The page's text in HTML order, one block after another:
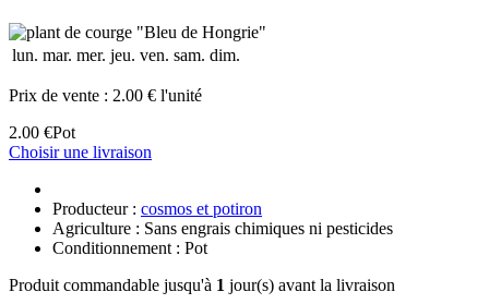
lun. mar. mer. jeu. ven. sam. dim.
Prix de vente : 2.00 € l'unité
2.00 €Pot
Choisir une livraison
Producteur : cosmos et potiron
Agriculture : Sans engrais chimiques ni pesticides
Conditionnement : Pot
Produit commandable jusqu'à 1 jour(s) avant la livraison